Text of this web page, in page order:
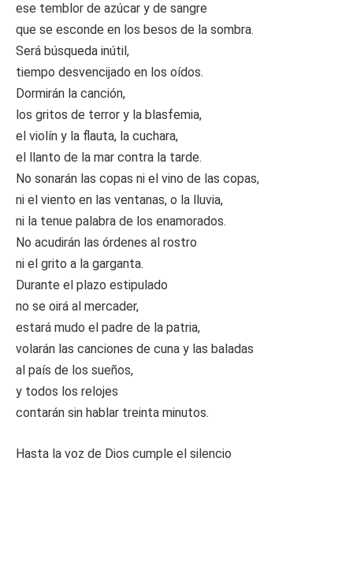
ese temblor de azúcar y de sangre
que se esconde en los besos de la sombra.
Será búsqueda inútil,
tiempo desvencijado en los oídos.
Dormirán la canción,
los gritos de terror y la blasfemia,
el violín y la flauta, la cuchara,
el llanto de la mar contra la tarde.
No sonarán las copas ni el vino de las copas,
ni el viento en las ventanas, o la lluvia,
ni la tenue palabra de los enamorados.
No acudirán las órdenes al rostro
ni el grito a la garganta.
Durante el plazo estipulado
no se oirá al mercader,
estará mudo el padre de la patria,
volarán las canciones de cuna y las baladas
al país de los sueños,
y todos los relojes
contarán sin hablar treinta minutos.
Hasta la voz de Dios cumple el silencio